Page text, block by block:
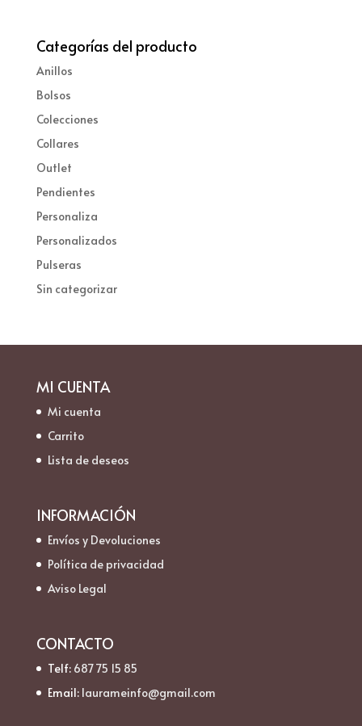
Categorías del producto
Anillos
Bolsos
Colecciones
Collares
Outlet
Pendientes
Personaliza
Personalizados
Pulseras
Sin categorizar
MI CUENTA
Mi cuenta
Carrito
Lista de deseos
INFORMACIÓN
Envíos y Devoluciones
Política de privacidad
Aviso Legal
CONTACTO
Telf: 687 75 15 85
Email: laurameinfo@gmail.com